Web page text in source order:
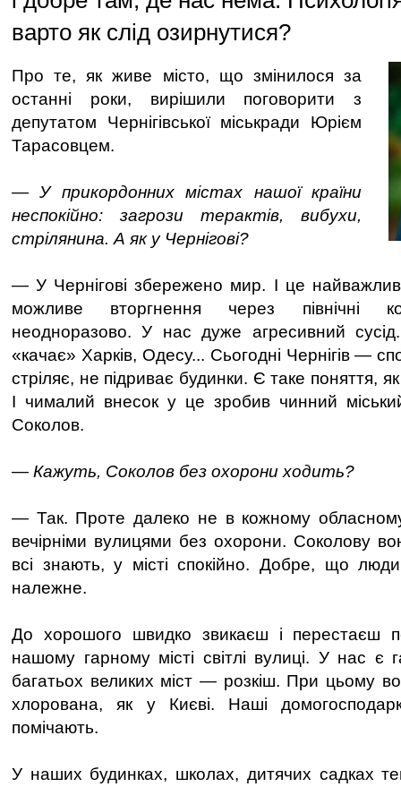
варто як слід озирнутися?
Про те, як живе місто, що змінилося за
останні роки, вирішили поговорити з
депутатом Чернігівської міськради Юрієм
Тарасовцем.
— У прикордонних містах нашої країни
неспокійно: загрози терактів, вибухи,
стрілянина. А як у Чернігові?
— У Чернігові збережено мир. І це
можливе вторгнення через північні
неодноразово. У нас дуже агресивний
«качає» Харків, Одесу... Сьогодні Чернігів —
стріляє, не підриває будинки. Є таке поняття,
І чималий внесок у це зробив чинний
Соколов.
— Кажуть, Соколов без охорони ходить?
— Так. Проте далеко не в кожному
вечірніми вулицями без охорони. Соколову
всі знають, у місті спокійно. Добре, що
належне.
До хорошого швидко звикаєш і перестаєш
нашому гарному місті світлі вулиці. У нас
багатьох великих міст — розкіш. При цьому
хлорована, як у Києві. Наші
помічають.
У наших будинках, школах, дитячих садках